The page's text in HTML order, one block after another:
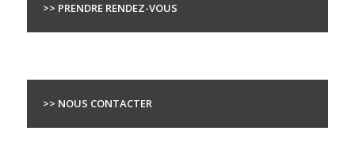
>> PRENDRE RENDEZ-VOUS
>> NOUS CONTACTER